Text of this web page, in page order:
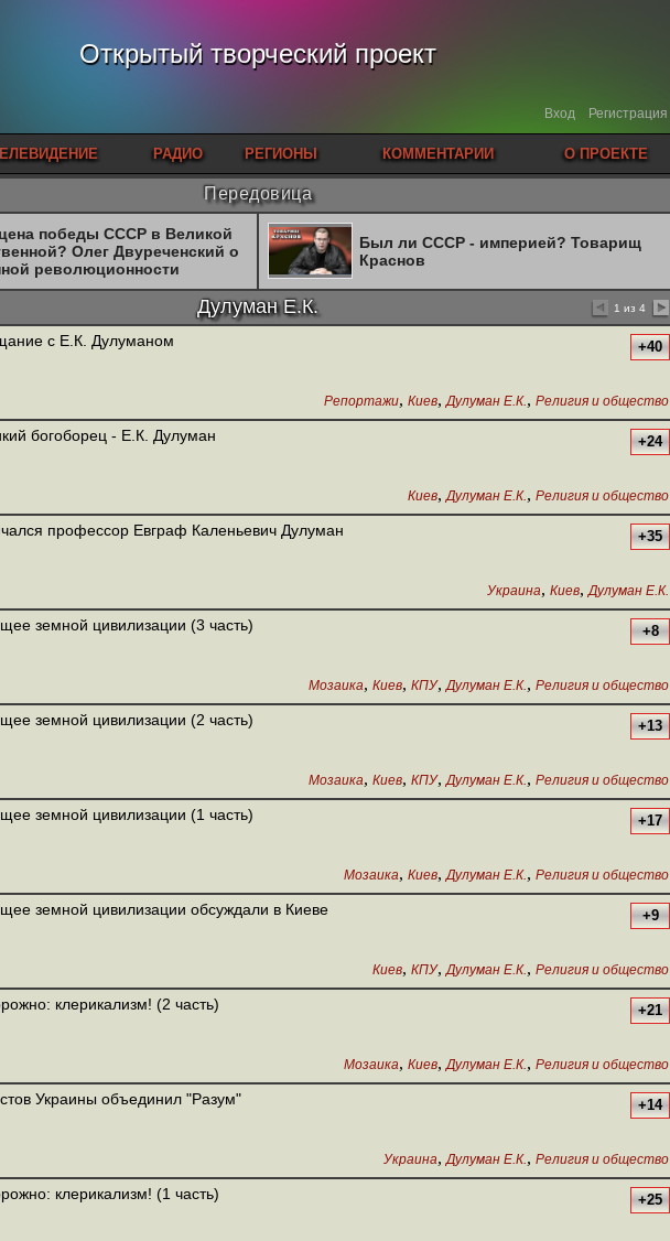
Открытый творческий проект
Вход Регистрация
РАДИО РЕГИОНЫ КОММЕНТАРИИ О ПРОЕКТЕ
Передовица
победы СССР в Великой
Олег Двуреченский о
революционности
Был ли СССР - империей? Товарищ
Краснов
Дулуман Е.К. 1 из 4
с Е.К. Дулуманом +40
Репортажи, Киев, Дулуман Е.К., Религия и общество
богоборец - Е.К. Дулуман +24
Киев, Дулуман Е.К., Религия и общество
профессор Евграф Каленьевич Дулуман +35
Украина, Киев, Дулуман Е.К.
земной цивилизации (3 часть) +8
Мозаика, Киев, КПУ, Дулуман Е.К., Религия и общество
земной цивилизации (2 часть) +13
Мозаика, Киев, КПУ, Дулуман Е.К., Религия и общество
земной цивилизации (1 часть) +17
Мозаика, Киев, Дулуман Е.К., Религия и общество
земной цивилизации обсуждали в Киеве +9
Киев, КПУ, Дулуман Е.К., Религия и общество
клерикализм! (2 часть) +21
Мозаика, Киев, Дулуман Е.К., Религия и общество
Украины объединил "Разум" +14
Украина, Дулуман Е.К., Религия и общество
клерикализм! (1 часть) +25